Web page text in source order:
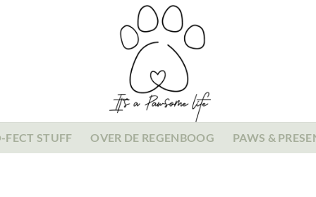
FECT STUFF OVER DE REGENBOOG PAWS &